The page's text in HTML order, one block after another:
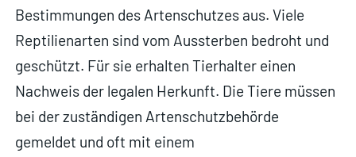
Bestimmungen des Artenschutzes aus. Viele
Reptilienarten sind vom Aussterben bedroht und
geschützt. Für sie erhalten Tierhalter einen
Nachweis der legalen Herkunft. Die Tiere müssen
bei der zuständigen Artenschutzbehörde
gemeldet und oft mit einem